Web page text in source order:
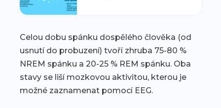
Celou dobu spánku dospělého člověka (od
usnutí do probuzení) tvoří zhruba 75-80 %
NREM spánku a 20-25 % REM spánku. Oba
stavy se liší mozkovou aktivitou, kterou je
možné zaznamenat pomocí EEG.